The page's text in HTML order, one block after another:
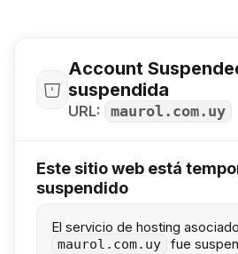
Account
suspendida
URL: maurol.com.uy
Este sitio web está
suspendido
El servicio de hosting
maurol.com.uy
fue